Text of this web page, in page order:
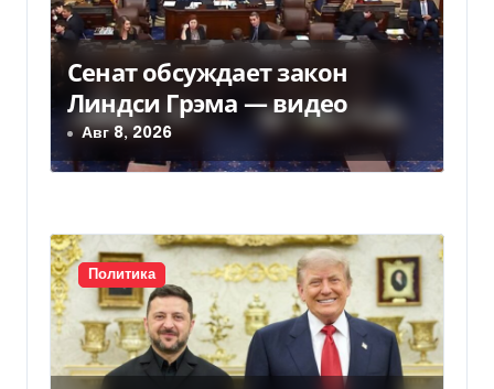
Сенат обсуждает закон
Линдси Грэма — видео
Авг 8, 2026
Политика